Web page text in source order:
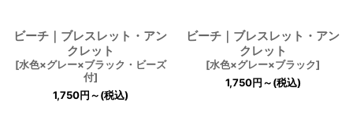
ビーチ｜ブレスレット・アン
クレット
[水色×グレー×ブラック・ビーズ
付]
1,750円～(税込)
ビーチ｜ブレスレット・アン
クレット
[水色×グレー×ブラック]
1,750円～(税込)